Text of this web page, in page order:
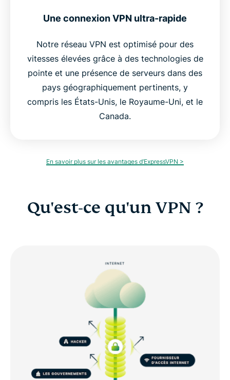
Une connexion VPN ultra-rapide
Notre réseau VPN est optimisé pour des
vitesses élevées grâce à des technologies de
pointe et une présence de serveurs dans des
pays géographiquement pertinents, y
compris les États-Unis, le Royaume-Uni, et le
Canada.
En savoir plus sur les avantages d’ExpressVPN >
Qu'est-ce qu'un VPN ?